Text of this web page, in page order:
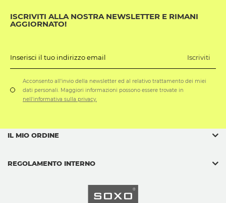
ISCRIVITI ALLA NOSTRA NEWSLETTER E RIMANI
AGGIORNATO!
Inserisci il tuo indirizzo email Iscriviti
Acconsento all'invio della newsletter ed al relativo trattamento dei miei
dati personali. Maggiori informazioni possono essere trovate in
nell'informativa sulla privacy.
IL MIO ORDINE
REGOLAMENTO INTERNO